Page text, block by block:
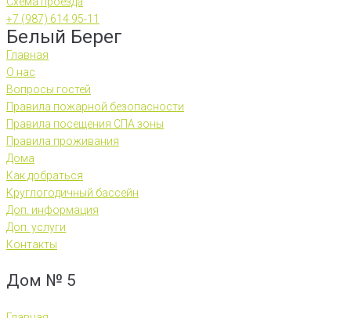
+7 (987) 614 95-11
Белый Берег
Главная
О нас
Вопросы гостей
Правила пожарной безопасности
Правила посещения СПА зоны
Правила проживания
Дома
Как добраться
Круглогодичный бассейн
Доп. информация
Доп. услуги
Контакты
Дом № 5